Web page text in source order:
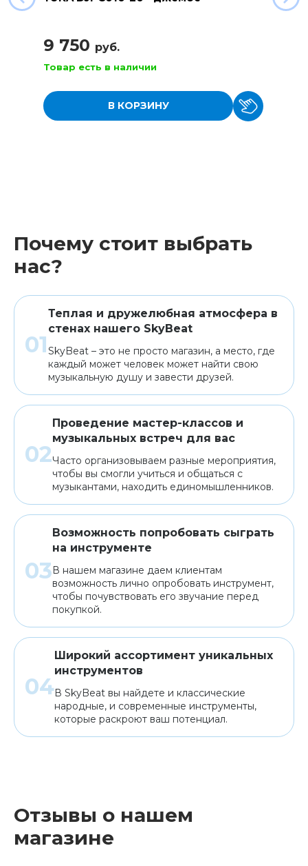
9 750 руб.
Товар есть в наличии
В КОРЗИНУ
Почему стоит выбрать
нас?
Теплая и дружелюбная атмосфера в
стенах нашего SkyBeat
SkyBeat – это не просто магазин, а место, где
каждый может человек может найти свою
музыкальную душу и завести друзей.
Проведение мастер-классов и
музыкальных встреч для вас
Часто организовываем разные мероприятия,
чтобы вы смогли учиться и общаться с
музыкантами, находить единомышленников.
Возможность попробовать сыграть
на инструменте
В нашем магазине даем клиентам
возможность лично опробовать инструмент,
чтобы почувствовать его звучание перед
покупкой.
Широкий ассортимент уникальных
инструментов
В SkyBeat вы найдете и классические
народные, и современные инструменты,
которые раскроют ваш потенциал.
Отзывы о нашем
магазине